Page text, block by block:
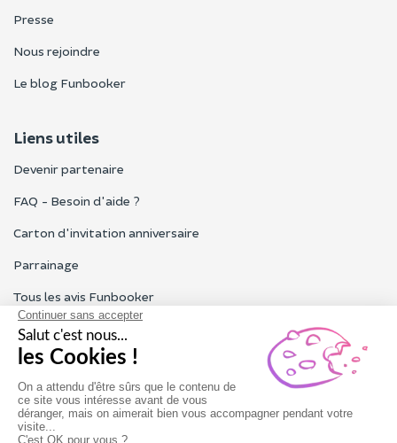
Presse
Nous rejoindre
Le blog Funbooker
Liens utiles
Devenir partenaire
FAQ - Besoin d'aide ?
Carton d'invitation anniversaire
Parrainage
Tous les avis Funbooker
Particuliers, entreprises, professionnels
Notre service client est ouvert du lundi au vendredi de 9h à 18h
Nous contacter